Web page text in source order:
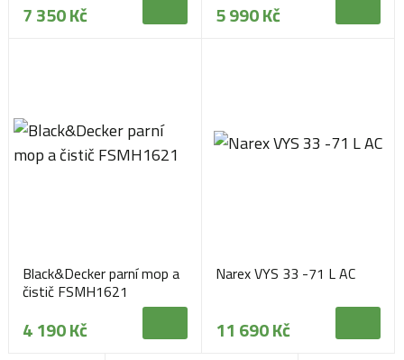
7 350 Kč 5 990 Kč
Black&Decker parní mop a
čistič FSMH1621
4 190 Kč
Narex VYS 33 -71 L AC
11 690 Kč